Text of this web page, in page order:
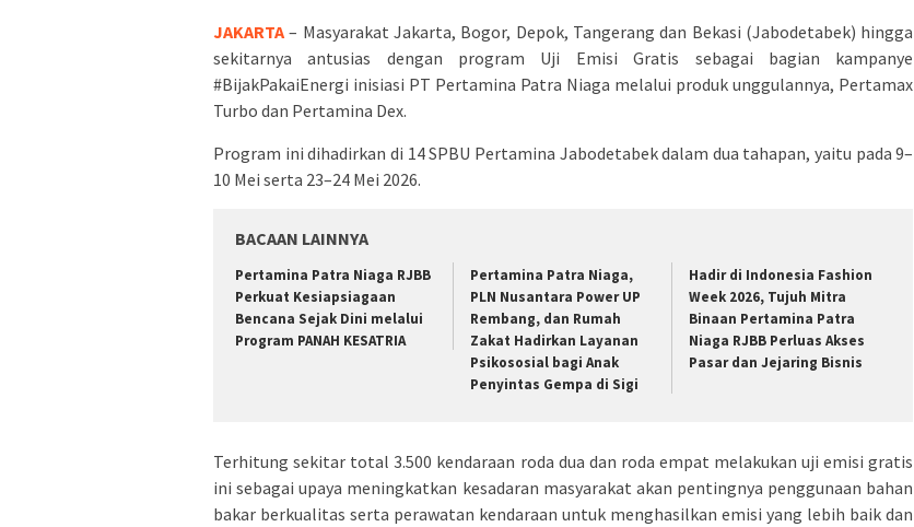
JAKARTA – Masyarakat Jakarta, Bogor, Depok, Tangerang dan Bekasi (Jabodetabek) hingga
sekitarnya antusias dengan program Uji Emisi Gratis sebagai bagian kampanye
#BijakPakaiEnergi inisiasi PT Pertamina Patra Niaga melalui produk unggulannya, Pertamax
Turbo dan Pertamina Dex.
Program ini dihadirkan di 14 SPBU Pertamina Jabodetabek dalam dua tahapan, yaitu pada 9–
10 Mei serta 23–24 Mei 2026.
BACAAN LAINNYA
Pertamina Patra Niaga RJBB
Perkuat Kesiapsiagaan
Bencana Sejak Dini melalui
Program PANAH KESATRIA
Pertamina Patra Niaga,
PLN Nusantara Power UP
Rembang, dan Rumah
Zakat Hadirkan Layanan
Psikososial bagi Anak
Penyintas Gempa di Sigi
Hadir di Indonesia Fashion
Week 2026, Tujuh Mitra
Binaan Pertamina Patra
Niaga RJBB Perluas Akses
Pasar dan Jejaring Bisnis
Terhitung sekitar total 3.500 kendaraan roda dua dan roda empat melakukan uji emisi gratis
ini sebagai upaya meningkatkan kesadaran masyarakat akan pentingnya penggunaan bahan
bakar berkualitas serta perawatan kendaraan untuk menghasilkan emisi yang lebih baik dan